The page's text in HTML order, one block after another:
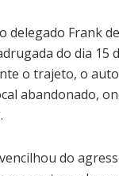
delegado Frank
do dia
o trajeto, o
abandonado,
do